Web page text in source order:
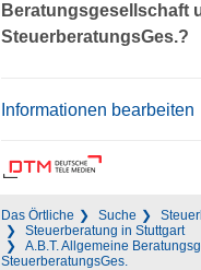
Beratungsgesellschaft
SteuerberatungsGes.?
Informationen bearbeiten
Das Örtliche Suche
Steuerberatung in Stuttgart
A.B.T. Allgemeine
SteuerberatungsGes.